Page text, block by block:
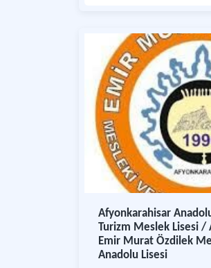
Afyonkarahisar
Turizm Meslek Lisesi /
Emir Murat Özdilek
Anadolu Lisesi